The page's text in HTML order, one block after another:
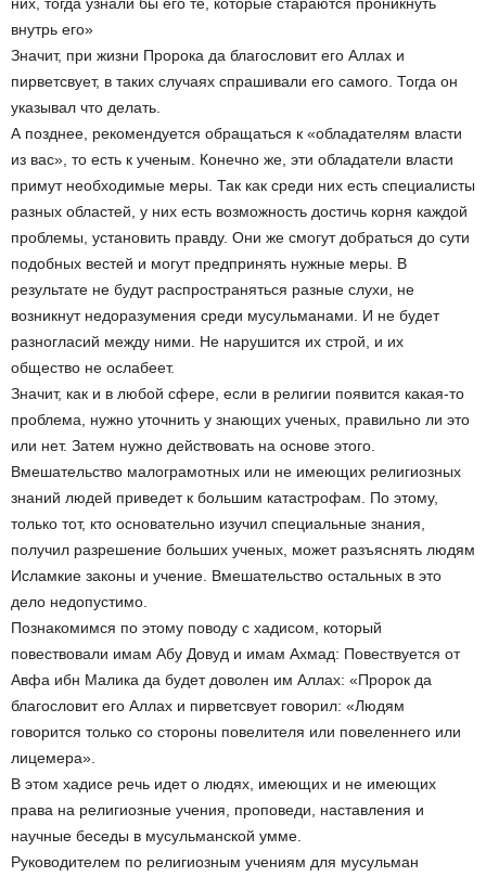
внутрь его»
Значит, при жизни Пророка да благословит его Аллах и
пирветсвует, в таких случаях спрашивали его самого. Тогда он
указывал что делать.
А позднее, рекомендуется обращаться к «обладателям власти
из вас», то есть к ученым. Конечно же, эти обладатели власти
примут необходимые меры. Так как среди них есть специалисты
разных областей, у них есть возможность достичь корня каждой
проблемы, установить правду. Они же смогут добраться до сути
подобных вестей и могут предпринять нужные меры. В
результате не будут распространяться разные слухи, не
возникнут недоразумения среди мусульманами. И не будет
разногласий между ними. Не нарушится их строй, и их
общество не ослабеет.
Значит, как и в любой сфере, если в религии появится какая-то
проблема, нужно уточнить у знающих ученых, правильно ли это
или нет. Затем нужно действовать на основе этого.
Вмешательство малограмотных или не имеющих религиозных
знаний людей приведет к большим катастрофам. По этому,
только тот, кто основательно изучил специальные знания,
получил разрешение больших ученых, может разъяснять людям
Исламкие законы и учение. Вмешательство остальных в это
дело недопустимо.
Познакомимся по этому поводу с хадисом, который
повествовали имам Абу Довуд и имам Ахмад: Повествуется от
Авфа ибн Малика да будет доволен им Аллах: «Пророк да
благословит его Аллах и пирветсвует говорил: «Людям
говорится только со стороны повелителя или повеленнего или
лицемера».
В этом хадисе речь идет о людях, имеющих и не имеющих
права на религиозные учения, проповеди, наставления и
научные беседы в мусульманской умме.
Руководителем по религиозным учениям для мусульман